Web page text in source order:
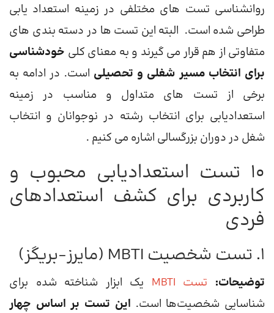
روانشناسی تست های مختلفی در زمینه استعداد یابی
طراحی شده است. البته این تست ها در دسته بندی های
متفاوتی از هم قرار می گیرند و به معنای کلی خودشناسی
برای انتخاب مسیر شغلی و تحصیلی است. در ادامه به
برخی از تست های متداول و مناسب در زمینه
استعدادیابی برای انتخاب رشته در نوجوانان و انتخاب
شغل در دوران بزرگسالی اشاره می کنیم .
10 تست استعدادیابی محبوب و
کاربردی برای کشف استعدادهای
فردی
1. تست شخصیت MBTI (مایرز-بریگز)
توضیحات: تست MBTI
یک ابزار شناخته شده برای
شناسایی شخصیت‌ها است. این تست بر اساس چهار